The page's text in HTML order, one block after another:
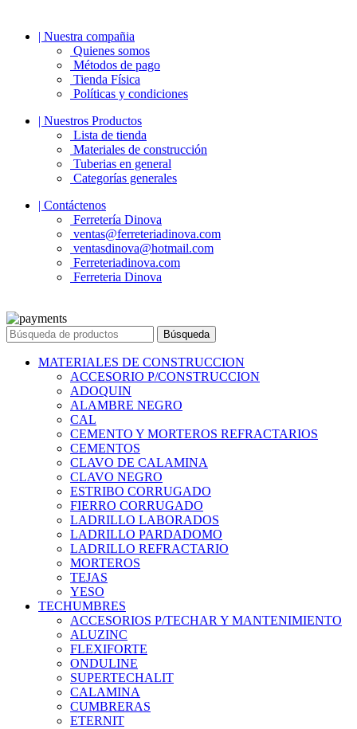
| Nuestra compañia
Quienes somos
Métodos de pago
Tienda Física
Políticas y condiciones
| Nuestros Productos
Lista de tienda
Materiales de construcción
Tuberias en general
Categorías generales
| Contáctenos
Ferretería Dinova
ventas@ferreteriadinova.com
ventasdinova@hotmail.com
Ferreteriadinova.com
Ferreteria Dinova
Búsqueda
MATERIALES DE CONSTRUCCION
ACCESORIO P/CONSTRUCCION
ADOQUIN
ALAMBRE NEGRO
CAL
CEMENTO Y MORTEROS REFRACTARIOS
CEMENTOS
CLAVO DE CALAMINA
CLAVO NEGRO
ESTRIBO CORRUGADO
FIERRO CORRUGADO
LADRILLO LABORADOS
LADRILLO PARDADOMO
LADRILLO REFRACTARIO
MORTEROS
TEJAS
YESO
TECHUMBRES
ACCESORIOS P/TECHAR Y MANTENIMIENTO
ALUZINC
FLEXIFORTE
ONDULINE
SUPERTECHALIT
CALAMINA
CUMBRERAS
ETERNIT